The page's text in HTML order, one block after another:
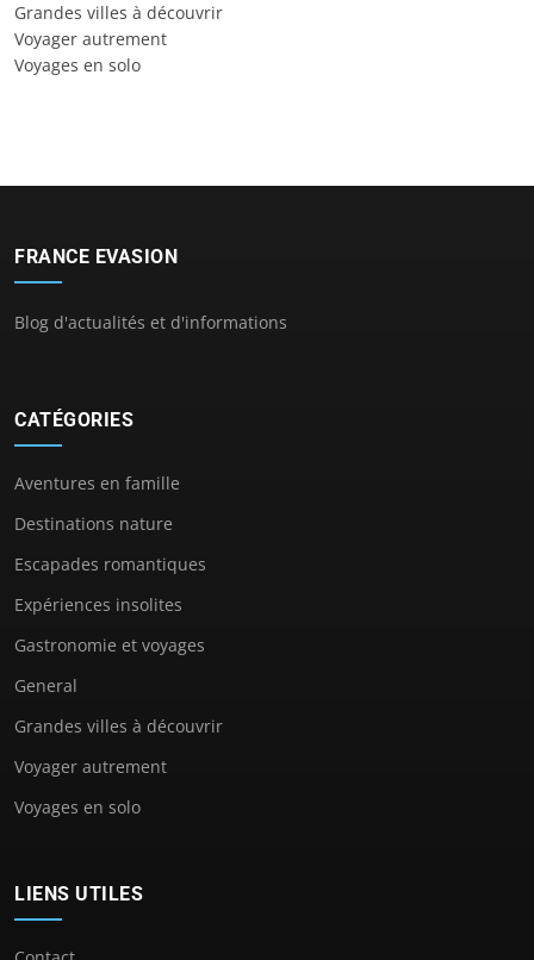
Grandes villes à découvrir
Voyager autrement
Voyages en solo
FRANCE EVASION
Blog d'actualités et d'informations
CATÉGORIES
Aventures en famille
Destinations nature
Escapades romantiques
Expériences insolites
Gastronomie et voyages
General
Grandes villes à découvrir
Voyager autrement
Voyages en solo
LIENS UTILES